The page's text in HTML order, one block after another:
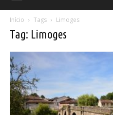
Início
Tags Limoges
Tag: Limoges